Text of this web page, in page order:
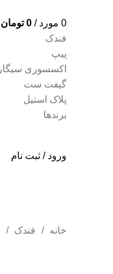
0 مورد /
0 تومان
فندک
پیپ
اکسسوری سیگار
گیفت ست
پلاک استیل
برندها
ورود / ثبت نام
خانه فندک